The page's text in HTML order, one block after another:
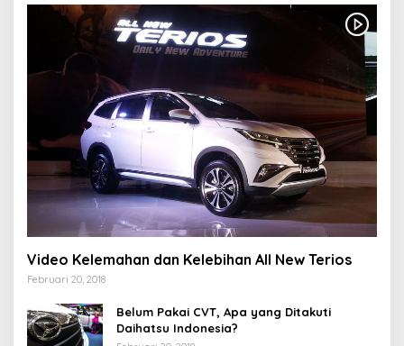
Video Kelemahan dan Kelebihan All New Terios
Februari 20, 2018
Belum Pakai CVT, Apa yang Ditakuti
Daihatsu Indonesia?